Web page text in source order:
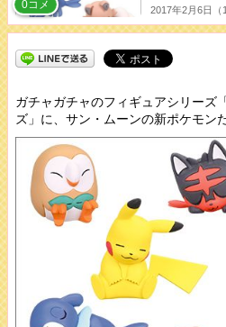
2017年2月6日（
0コメ
ガチャガチャのフィギュアシリーズ
ズ」に、サン・ムーンの新ポケモン